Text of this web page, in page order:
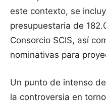
este contexto, se
presupuestaria de
Consorcio SCIS, así
nominativas para
Un punto de intenso
la controversia en